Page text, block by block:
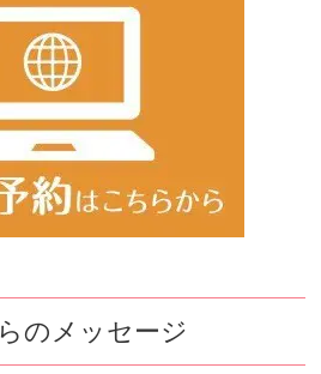
のメッセージ